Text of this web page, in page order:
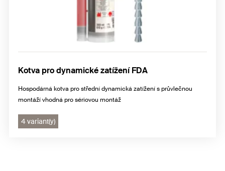
Kotva pro dynamické zatížení FDA
Hospodárná kotva pro střední dynamická zatížení s průvlečnou
montáží vhodná pro sériovou montáž
4 variant(y)